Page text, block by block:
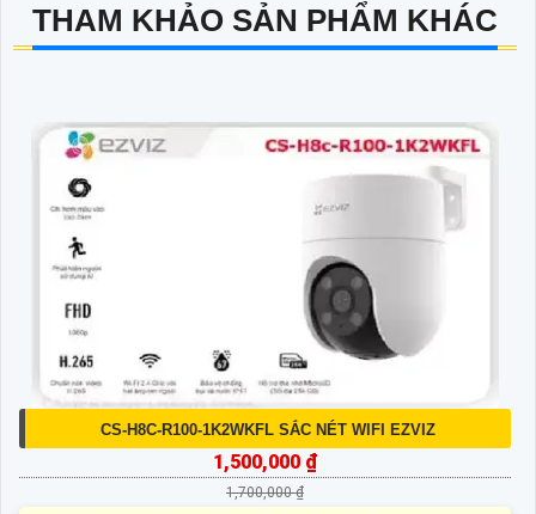
THAM KHẢO SẢN PHẨM KHÁC
CS-H8C-R100-1K2WKFL SẮC NÉT WIFI EZVIZ
1,500,000 ₫
1,700,000 ₫